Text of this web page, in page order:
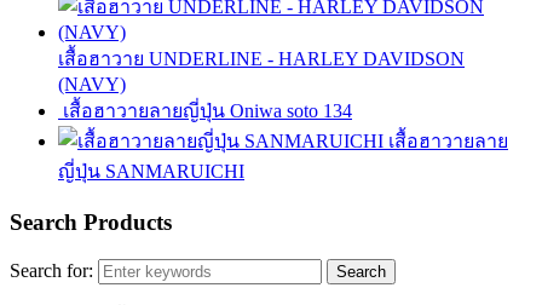
เสื้อฮาวาย UNDERLINE - HARLEY DAVIDSON
(NAVY)
เสื้อฮาวายลายญี่ปุ่น Oniwa soto 134
เสื้อฮาวายลาย
ญี่ปุ่น SANMARUICHI
Search Products
Search for: